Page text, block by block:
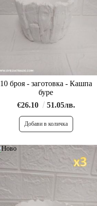
10 броя - заготовка - Кашпа
буре
€26.10
51.05лв.